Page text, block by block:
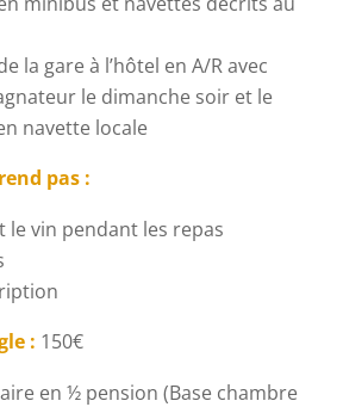
la gare à l’hôtel en A/R avec
le dimanche soir et le
navette locale
pas :
le vin pendant les repas
: 150€
en ½ pension (Base chambre